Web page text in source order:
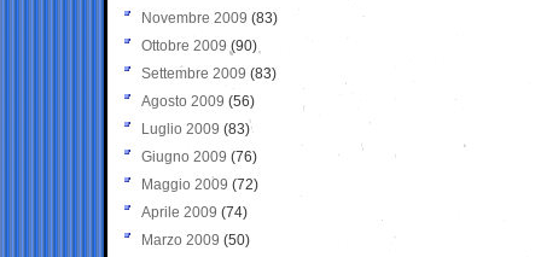
Novembre 2009 (83)
Ottobre 2009 (90)
Settembre 2009 (83)
Agosto 2009 (56)
Luglio 2009 (83)
Giugno 2009 (76)
Maggio 2009 (72)
Aprile 2009 (74)
Marzo 2009 (50)